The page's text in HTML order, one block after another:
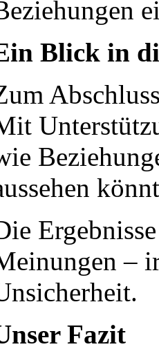
Blick in
–
Fazit